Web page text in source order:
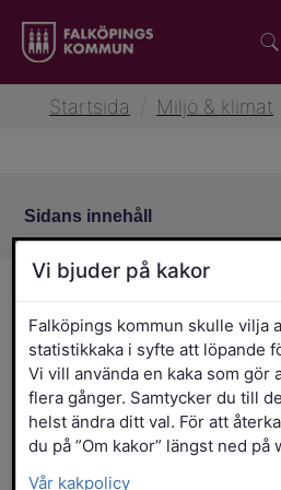
Startsida Miljö & klimat
Sidans innehåll
Energibidrag
Här hittar du information
energibidrag du kan
Rotavdrag för grön
Den 1 januari 2021 gjordes en
Vi bjuder på kakor
Falköpings kommun skulle vilja
statistikkaka i syfte att löpande
Vi vill använda en kaka som gör
flera gånger. Samtycker du till
helst ändra ditt val. För att
du på ”Om kakor” längst ned på
Vår kakpolicy